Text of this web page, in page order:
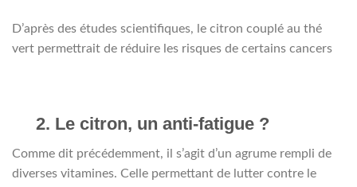
D’après des études scientifiques, le citron couplé au thé
vert permettrait de réduire les risques de certains cancers
2. Le citron, un anti-fatigue ?
Comme dit précédemment, il s’agit d’un agrume rempli de
diverses vitamines. Celle permettant de lutter contre le